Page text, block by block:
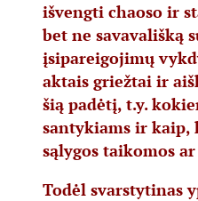
išvengti chaoso ir
bet ne savavališką
įsipareigojimų
aktais griežtai ir
šią padėtį, t.y.
santykiams ir kaip,
sąlygos taikomos
Todėl svarstytinas